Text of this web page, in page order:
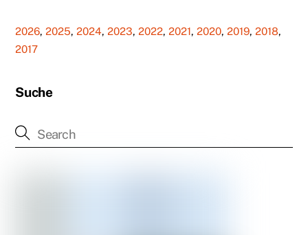
2026,2025,2024,2023,2022,2021,2020,2019,2018,
2017
Suche